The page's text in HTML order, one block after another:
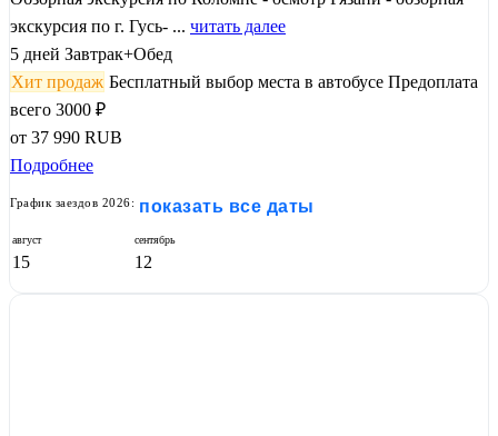
экскурсия по г. Гусь- ... читать далее
5 дней Завтрак+Обед
Хит продаж Бесплатный выбор места в автобусе Предоплата
всего 3000 ₽
от 37 990 RUB
Подробнее
График заездов 2026: показать все даты
август
15
сентябрь
12